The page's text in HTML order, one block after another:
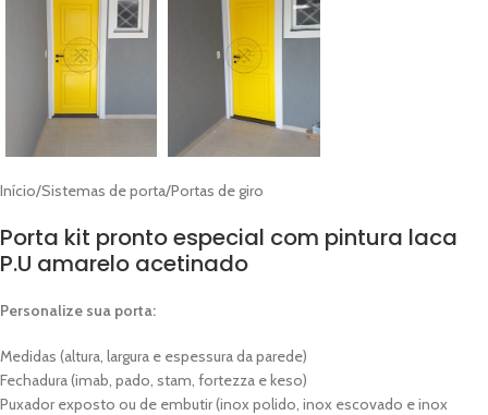
Início/Sistemas de porta/Portas de giro
Porta kit pronto especial com pintura laca
P.U amarelo acetinado
Personalize sua porta:
Medidas (altura, largura e espessura da parede)
Fechadura (imab, pado, stam, fortezza e keso)
Puxador exposto ou de embutir (inox polido, inox escovado e inox